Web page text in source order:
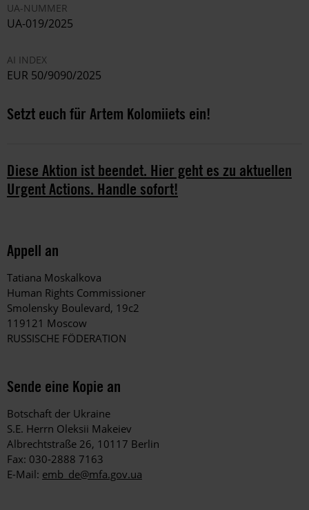
UA-NUMMER
UA-019/2025
AI INDEX
EUR 50/9090/2025
Setzt euch für Artem Kolomiiets ein!
Diese Aktion ist beendet. Hier geht es zu aktuellen
Urgent Actions. Handle sofort!
Appell an
Tatiana Moskalkova
Human Rights Commissioner
Smolensky Boulevard, 19с2
119121 Moscow
RUSSISCHE FÖDERATION
Sende eine Kopie an
Botschaft der Ukraine
S.E. Herrn Oleksii Makeiev
Albrechtstraße 26, 10117 Berlin
Fax: 030-2888 7163
E-Mail: emb_de@mfa.gov.ua